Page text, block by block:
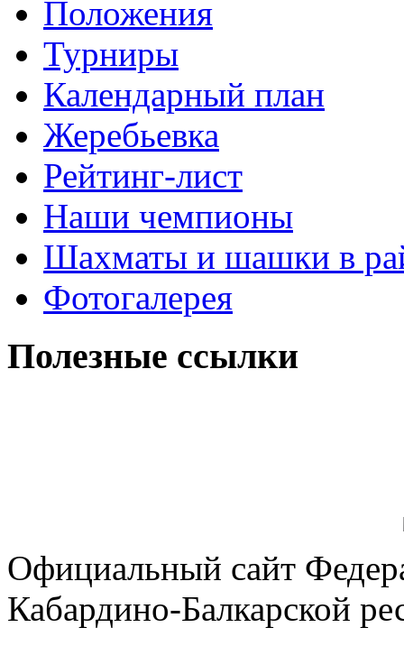
Положения
Турниры
Календарный план
Жеребьевка
Рейтинг-лист
Наши чемпионы
Шахматы и шашки в
Фотогалерея
Полезные ссылки
Официальный сайт
Кабардино-Балкарской